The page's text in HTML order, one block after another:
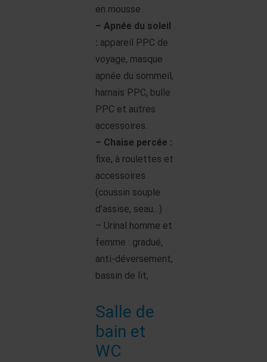
en mousse
– Apnée du soleil
: appareil PPC de
voyage, masque
apnée du sommeil,
harnais PPC, bulle
PPC et autres
accessoires.
– Chaise percée :
fixe, à roulettes et
accessoires
(coussin souple
d’assise, seau…)
– Urinal homme et
femme : gradué,
anti-déversement,
bassin de lit,
Salle de
bain et
WC